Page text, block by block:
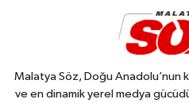
Malatya Söz, Doğu Anadolu’nun
ve en dinamik yerel medya